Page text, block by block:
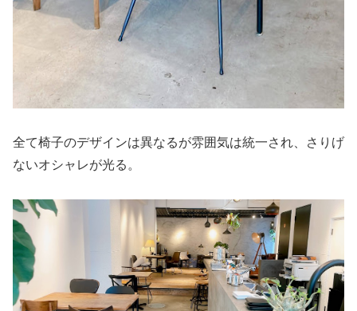
全て椅子のデザインは異なるが雰囲気は統一され、さりげ
ないオシャレが光る。